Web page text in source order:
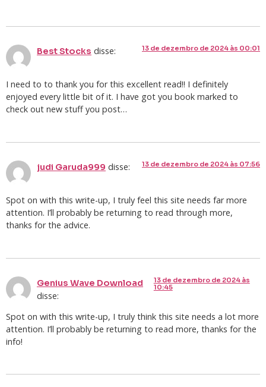
Best Stocks disse: 13 de dezembro de 2024 às 00:01
I need to to thank you for this excellent read!! I definitely
enjoyed every little bit of it. I have got you book marked to
check out new stuff you post…
judi Garuda999 disse: 13 de dezembro de 2024 às 07:56
Spot on with this write-up, I truly feel this site needs far more
attention. I’ll probably be returning to read through more,
thanks for the advice.
Genius Wave Download
disse:
13 de dezembro de 2024 às
10:45
Spot on with this write-up, I truly think this site needs a lot more
attention. I’ll probably be returning to read more, thanks for the
info!